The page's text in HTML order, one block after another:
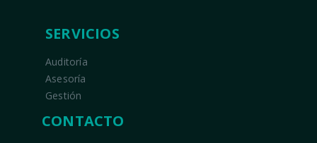
SERVICIOS
Auditoría
Asesoría
Gestión
CONTACTO